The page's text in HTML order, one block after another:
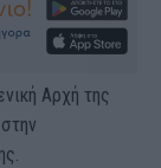
Αρχή της